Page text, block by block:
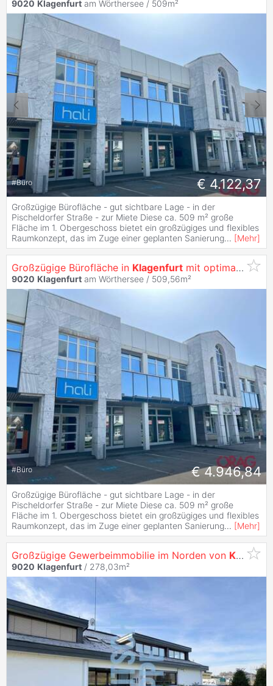
9020 Klagenfurt am Wörthersee / 509m²
#Büro € 4.122,37
Großzügige Bürofläche - gut sichtbare Lage - in der
Pischeldorfer Straße - zur Miete Diese ca. 509 m² große
Fläche im 1. Obergeschoss bietet ein großzügiges und flexibles
Raumkonzept, das im Zuge einer geplanten Sanierung... [Mehr]
Großzügige Bürofläche in Klagenfurt mit optimaler Werbewirksamkeit -
9020 Klagenfurt am Wörthersee / 509,56m²
#Büro € 4.946,84
Großzügige Bürofläche - gut sichtbare Lage - in der
Pischeldorfer Straße - zur Miete Diese ca. 509 m² große
Fläche im 1. Obergeschoss bietet ein großzügiges und flexibles
Raumkonzept, das im Zuge einer geplanten Sanierung... [Mehr]
Großzügige Gewerbeimmobilie im Norden von Klagenfurt
9020 Klagenfurt / 278,03m²